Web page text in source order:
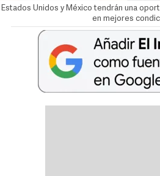
Estados Unidos y México tendrán una
en mejores